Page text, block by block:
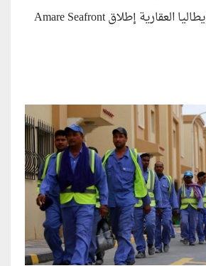
أعلنت شركة مصر إيطاليا العقارية إطلاق Amare Seafront